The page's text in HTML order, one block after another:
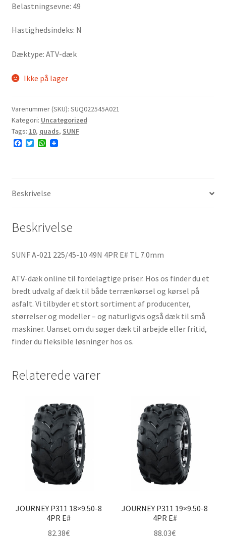
Belastningsevne: 49
Hastighedsindeks: N
Dæktype: ATV-dæk
Ikke på lager
Varenummer (SKU): SUQ022545A021
Kategori: Uncategorized
Tags: 10, quads, SUNF
F
o
T
r
W
p
Beskrivelse
Beskrivelse
SUNF A-021 225/45-10 49N 4PR E# TL 7.0mm
ATV-dæk online til fordelagtige priser. Hos os finder du et
bredt udvalg af dæk til både terrænkørsel og kørsel på
asfalt. Vi tilbyder et stort sortiment af producenter,
størrelser og modeller – og naturligvis også dæk til små
maskiner. Uanset om du søger dæk til arbejde eller fritid,
finder du fleksible løsninger hos os.
Relaterede varer
JOURNEY P311 18×9.50-8
4PR E#
82.38€
JOURNEY P311 19×9.50-8
4PR E#
88.03€